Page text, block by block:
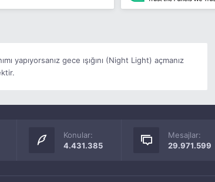
yapıyorsanız gece ışığını (Night Light) açmanız
Konular:
4.431.385
Mesajlar:
29.971.599